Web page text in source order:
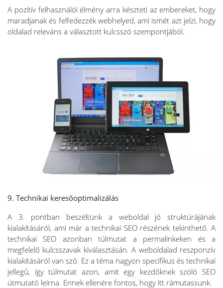
A pozitív felhasználói élmény arra készteti az embereket, hogy
maradjanak és felfedezzék webhelyed, ami ismét azt jelzi, hogy
oldalad releváns a választott kulcsszó szempontjából.
9. Technikai keresőoptimalizálás
A 3. pontban beszéltünk a weboldal jó struktúrájának
kialakításáról, ami már a technikai SEO részének tekinthető. A
technikai SEO azonban túlmutat a permalinkeken és a
megfelelő kulcsszavak kiválasztásán. A weboldalad reszponzív
kialakításáról van szó. Ez a téma nagyon specifikus és technikai
jellegű, így túlmutat azon, amit egy kezdőknek szóló SEO
útmutató leírna. Ennek ellenére fontos, hogy itt rámutassunk.